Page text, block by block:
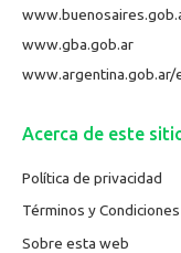
www.gba.gob.ar
www.argentina.gob.ar/
Acerca de este
Política de privacidad
Términos y Condiciones
Sobre esta web